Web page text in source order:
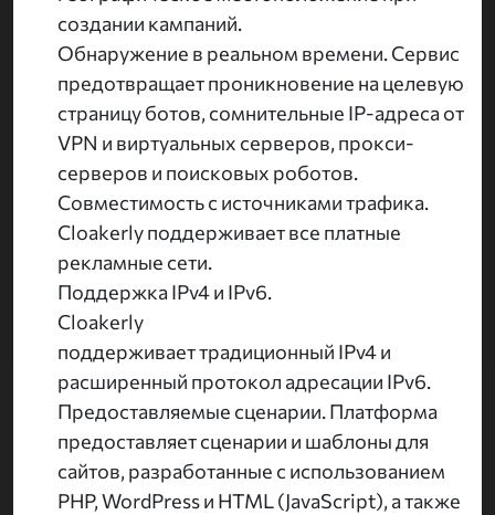
создании кампаний.
Обнаружение в реальном времени. Сервис
предотвращает проникновение на целевую
страницу ботов, сомнительные IP-адреса от
VPN и виртуальных серверов, прокси-
серверов и поисковых роботов.
Совместимость с источниками трафика.
Cloakerly поддерживает все платные
рекламные сети.
Поддержка IPv4 и IPv6.
Cloakerly
поддерживает традиционный IPv4 и
расширенный протокол адресации IPv6.
Предоставляемые сценарии. Платформа
предоставляет сценарии и шаблоны для
сайтов, разработанные с использованием
PHP, WordPress и HTML (JavaScript), а также